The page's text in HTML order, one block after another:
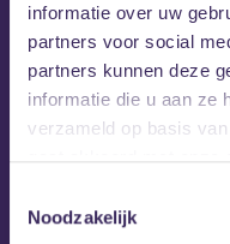
informatie over uw
partners voor social
partners kunnen deze
informatie die u aan ze
verzameld op basis
Noodzakelijk